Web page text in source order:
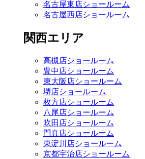
名古屋東店ショールーム
名古屋西店ショールーム
関西エリア
高槻店ショールーム
豊中店ショールーム
東大阪店ショールーム
堺店ショールーム
枚方店ショールーム
八尾店ショールーム
吹田店ショールーム
門真店ショールーム
東淀川店ショールーム
京都宇治店ショールーム